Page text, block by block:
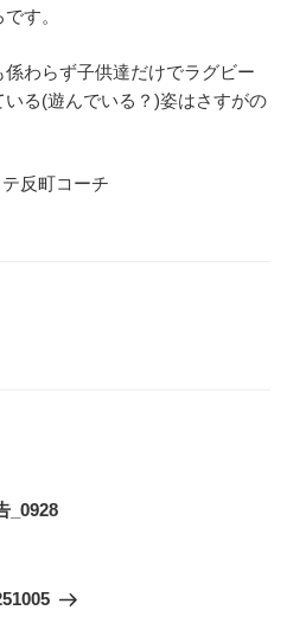
す。
わらず子供達だけでラグビー
る(遊んでいる？)姿はさすがの
反町コーチ
_0928